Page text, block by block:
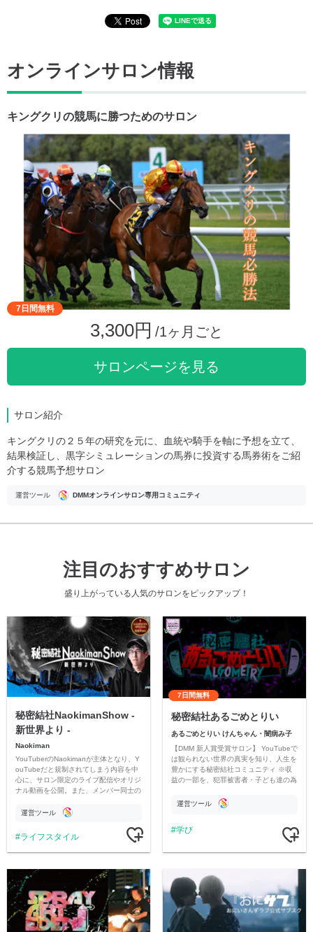
オンラインサロン情報
キングクリの競馬に勝つためのサロン
7日間無料
3,300円 /1ヶ月ごと
サロンページを見る
サロン紹介
キングクリの２５年の研究を元に、血統や騎手を軸に予想を立て、
結果検証し、黒字シミュレーションの馬券に投資する馬券術をご紹
介する競馬予想サロン
運営ツール DMMオンラインサロン専用コミュニティ
注目のおすすめサロン
盛り上がっている人気のサロンをピックアップ！
秘密結社NaokimanShow -
新世界より -
Naokiman
YouTuberのNaokimanが主体となり、Y
ouTubeだと規制されてしまう内容を中
心に、サロン限定のライブ配信やオリジ
ナル動画を公開。また、メンバー同士の
ただいています。
運営ツール
ライフスタイル
7日間無料
秘密結社あるごめとりい
あるごめとりい けんちゃん・闇病み子
【DMM 新人賞受賞サロン】 YouTubeで
は観られない世界の真実を知り、人生を
豊かにする秘密結社コミュニティ ※収
益の一部を、犯罪被害者・子ども達の為
す運営ツール
学び